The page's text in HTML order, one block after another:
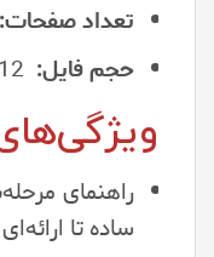
تعداد صفحات:
حجم فایل:
راهنمای
ساده تا